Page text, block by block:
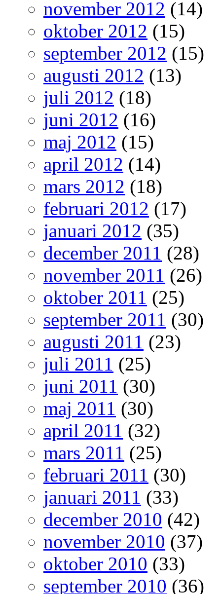
november 2012 (14)
oktober 2012 (15)
september 2012 (15)
augusti 2012 (13)
juli 2012 (18)
juni 2012 (16)
maj 2012 (15)
april 2012 (14)
mars 2012 (18)
februari 2012 (17)
januari 2012 (35)
december 2011 (28)
november 2011 (26)
oktober 2011 (25)
september 2011 (30)
augusti 2011 (23)
juli 2011 (25)
juni 2011 (30)
maj 2011 (30)
april 2011 (32)
mars 2011 (25)
februari 2011 (30)
januari 2011 (33)
december 2010 (42)
november 2010 (37)
oktober 2010 (33)
september 2010 (36)